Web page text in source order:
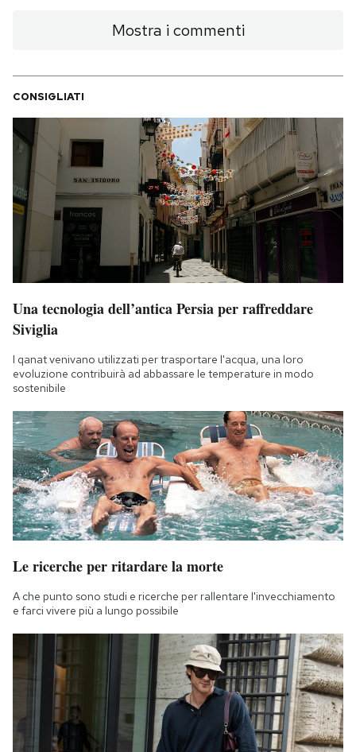
Mostra i commenti
CONSIGLIATI
Una tecnologia dell’antica Persia per raffreddare
Siviglia
I qanat venivano utilizzati per trasportare l'acqua, una loro
evoluzione contribuirà ad abbassare le temperature in modo
sostenibile
Le ricerche per ritardare la morte
A che punto sono studi e ricerche per rallentare l'invecchiamento
e farci vivere più a lungo possibile